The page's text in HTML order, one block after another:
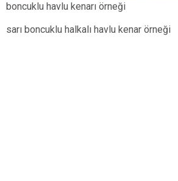
boncuklu havlu kenarı örneği
sarı boncuklu halkalı havlu kenar örneği